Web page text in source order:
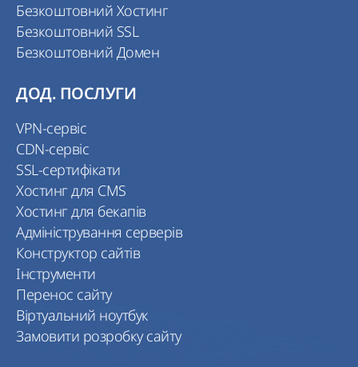
Безкоштовний Хостинг
Безкоштовний SSL
Безкоштовний Домен
ДОД. ПОСЛУГИ
VPN-сервіс
CDN-сервіс
SSL-сертифікати
Хостинг для CMS
Хостинг для бекапів
Адміністрування серверів
Конструктор сайтів
Інструменти
Перенос сайту
Віртуальний ноутбук
Замовити розробку сайту